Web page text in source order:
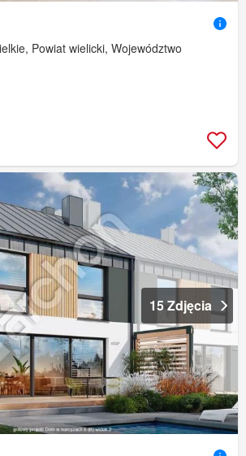
Powiat wielicki, Województwo
15 Zdjęcia